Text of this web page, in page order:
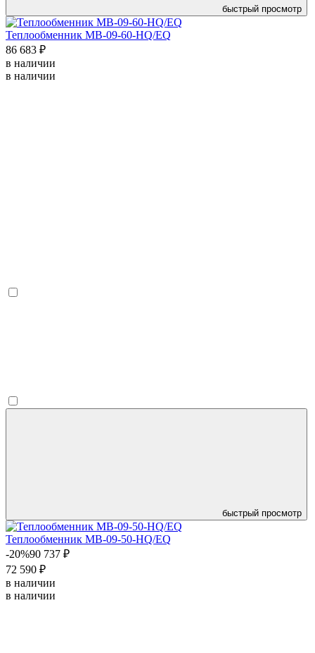
быстрый просмотр
Теплообменник MB-09-60-HQ/EQ
86 683 ₽
в наличии
в наличии
быстрый просмотр
Теплообменник MB-09-50-HQ/EQ
-20%90 737 ₽
72 590 ₽
в наличии
в наличии